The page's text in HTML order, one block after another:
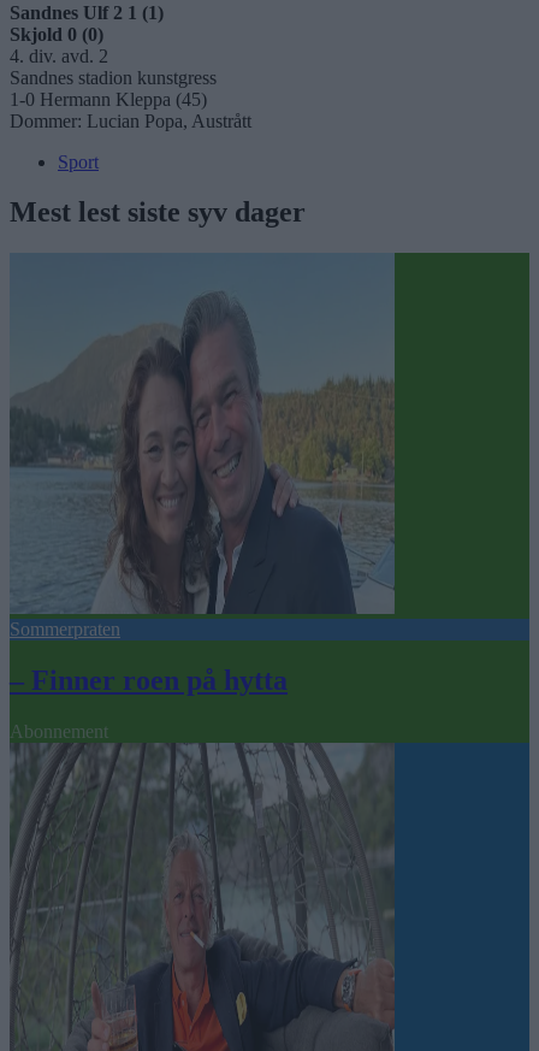
Sandnes Ulf 2 1 (1)
Skjold 0 (0)
4. div. avd. 2
Sandnes stadion kunstgress
1-0 Hermann Kleppa (45)
Dommer: Lucian Popa, Austrått
Sport
Mest lest siste syv dager
Sommerpraten
– Finner roen på hytta
Abonnement